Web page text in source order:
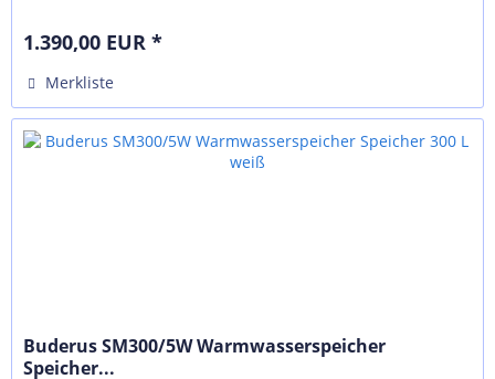
1.390,00 EUR *
Merkliste
Buderus SM300/5W Warmwasserspeicher
Speicher...